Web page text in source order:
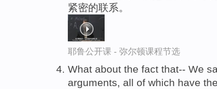
紧密的联系。
耶鲁公开课 - 弥尔顿课程节选
What about the fact that-- We
arguments, all of which have